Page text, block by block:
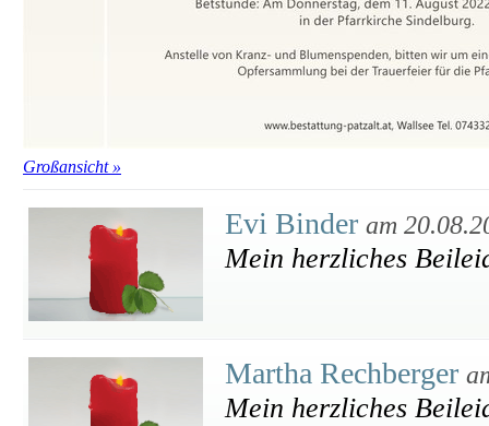
Großansicht »
Evi Binder am
Mein herzliches
Martha Rechberger
Mein herzliches